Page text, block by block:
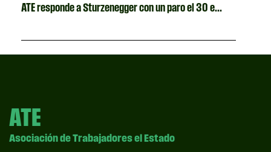
ATE responde a Sturzenegger con un paro el 30 e...
ATE
Asociación de Trabajadores el Estado